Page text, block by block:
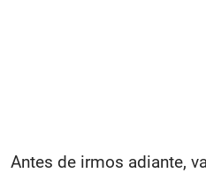
Antes de irmos adiante,